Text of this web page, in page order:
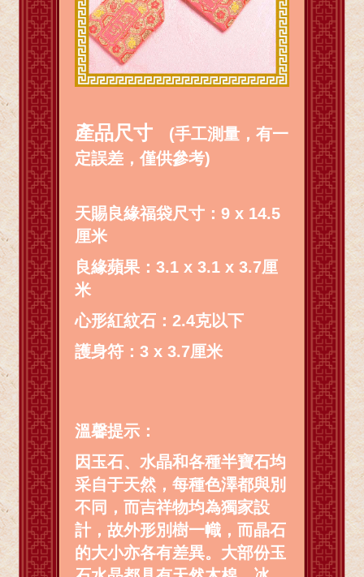
產品尺寸 (手工測量，有一
定誤差，僅供參考)
天賜良緣福袋尺寸：9 x 14.5
厘米
良緣蘋果：3.1 x 3.1 x 3.7厘
米
心形紅紋石：2.4克以下
護身符：3 x 3.7厘米
溫馨提示：
因玉石、水晶和各種半寶石均
采自于天然，每種色澤都與別
不同，而吉祥物均為獨家設
計，故外形別樹一幟，而晶石
的大小亦各有差異。大部份玉